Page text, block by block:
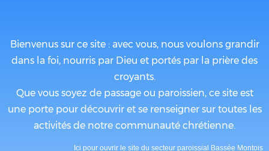
Bienvenus sur ce site : avec vous, nous voulons grandir
dans la foi, nourris par Dieu et portés par la prière des
croyants.
Que vous soyez de passage ou paroissien, ce site est
une porte pour découvrir et se renseigner sur toutes les
activités de notre communauté chrétienne.
Ici pour ouvrir le site du secteur paroissial Bassée Montois